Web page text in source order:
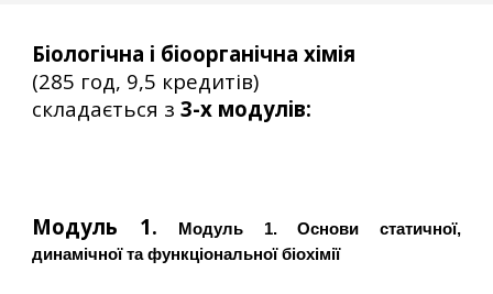
Біологічна і біоорганічна хімія
(285 год, 9,5 кредитів)
складається з3-х модулів:
Модуль 1.
Модуль 1. Основи статичної,
динамічної та функціональної біохімії